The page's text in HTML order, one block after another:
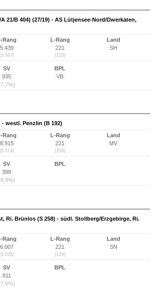
21/B 404) (27/19) - AS Lütjensee-Nord/Dwerkaten,
Rang
5.439
(3.067)
L-Rang
221
(120)
Land
SH
SV
935
BPL
VB
westl. Penzlin (B 192)
Rang
8.915
(6.514)
L-Rang
221
(156)
Land
MV
SV
398
BPL
Ri. Brünlos (S 258) - südl. Stollberg/Erzgebirge, Ri.
Rang
6.007
(3.626)
L-Rang
221
(129)
Land
SN
SV
811
BPL